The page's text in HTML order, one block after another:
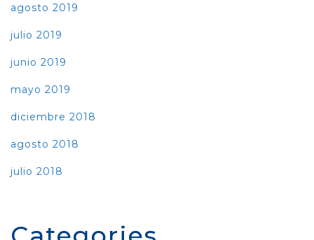
agosto 2019
julio 2019
junio 2019
mayo 2019
diciembre 2018
agosto 2018
julio 2018